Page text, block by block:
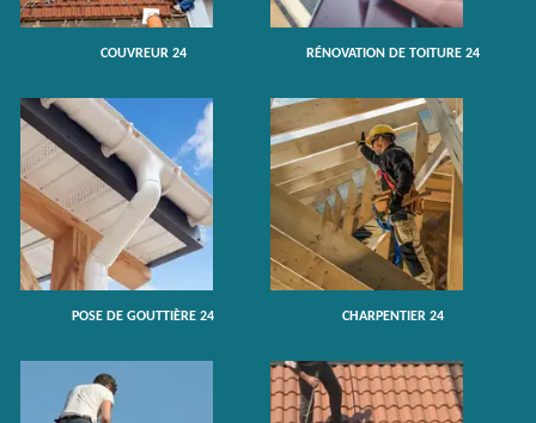
COUVREUR 24 RÉNOVATION DE TOITURE 24
POSE DE GOUTTIÈRE 24 CHARPENTIER 24